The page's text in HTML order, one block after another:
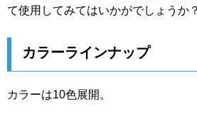
て使用してみてはいかがでしょうか？
カラーラインナップ
カラーは10色展開。